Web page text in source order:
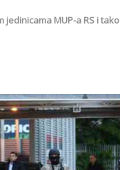
MUP-a RS i tako